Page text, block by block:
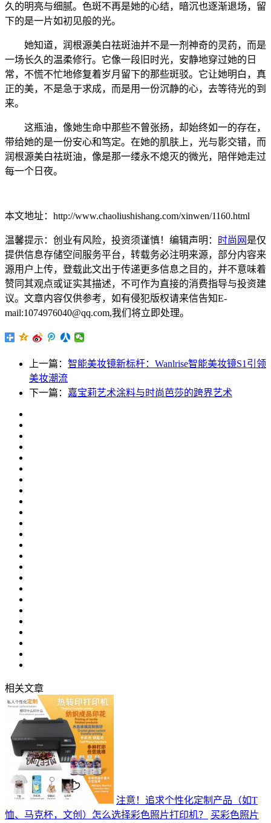
久的明亮与细腻。色斑不再是她的心结，暗沉也逐渐退场，留
下的是一片如初见般的光。
她知道，润根源美白祛斑油并不是一剂神奇的灵药，而是
一场长久的温柔修行。它像一段旧时光，安静地穿过她的日
常，不慌不忙地修复着岁月留下的那些斑驳。它让她明白，真
正的美，不是急于求成，而是用一份沉静的心，去等待光的到
来。
这瓶油，像她生命中那些不曾张扬，却始终如一的存在，
带给她的是一份安心和笃定。在她的肌肤上，光与影交错，而
润根源美白祛斑油，像是那一缕永不熄灭的微光，陪伴她走过
每一个日夜。
本文地址：http://www.chaoliushishang.com/xinwen/1160.html
温馨提示：创业有风险，投资须谨慎！编辑声明： 时尚网 是仅
提供信息存储空间服务平台，转载务必注明来源，部分内容来
源用户上传，登载此文出于传递更多信息之目的，并不意味着
赞同其观点或证实其描述，不可作为直接的消费指导与投资建
议。文章内容仅供参考，如有侵犯版权请来信告知E-
mail:1074976040@qq.com,我们将立即处理。
上一篇： 智能美妆镜新标杆：Wanlrise智能美妆镜S1引领
美妆潮流
下一篇： 嘉宝莉艺术涂料与时尚芭莎的跨界艺术
相关文章
注意！追求个性化定制产品（如T
恤、马克杯，文创）怎么选择彩色照片打印机？
买彩色照片